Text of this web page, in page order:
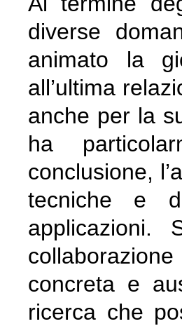
diverse
animato la
all’ultima
anche per la
ha
conclusione,
tecniche e
applicazioni.
concreta e
ricerca che